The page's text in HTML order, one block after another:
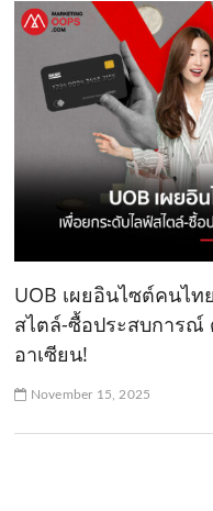
UOB เผยอินไซต์คนไท
สไตล์-ซื้อประสบการณ์
อาเซียน!
November 15, 2025